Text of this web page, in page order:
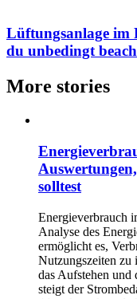
Lüftungsanlage im
du unbedingt
More stories
solltest
Energieverbrauch
Analyse des
ermöglicht es,
Nutzungszeiten zu
das Aufstehen und
steigt der